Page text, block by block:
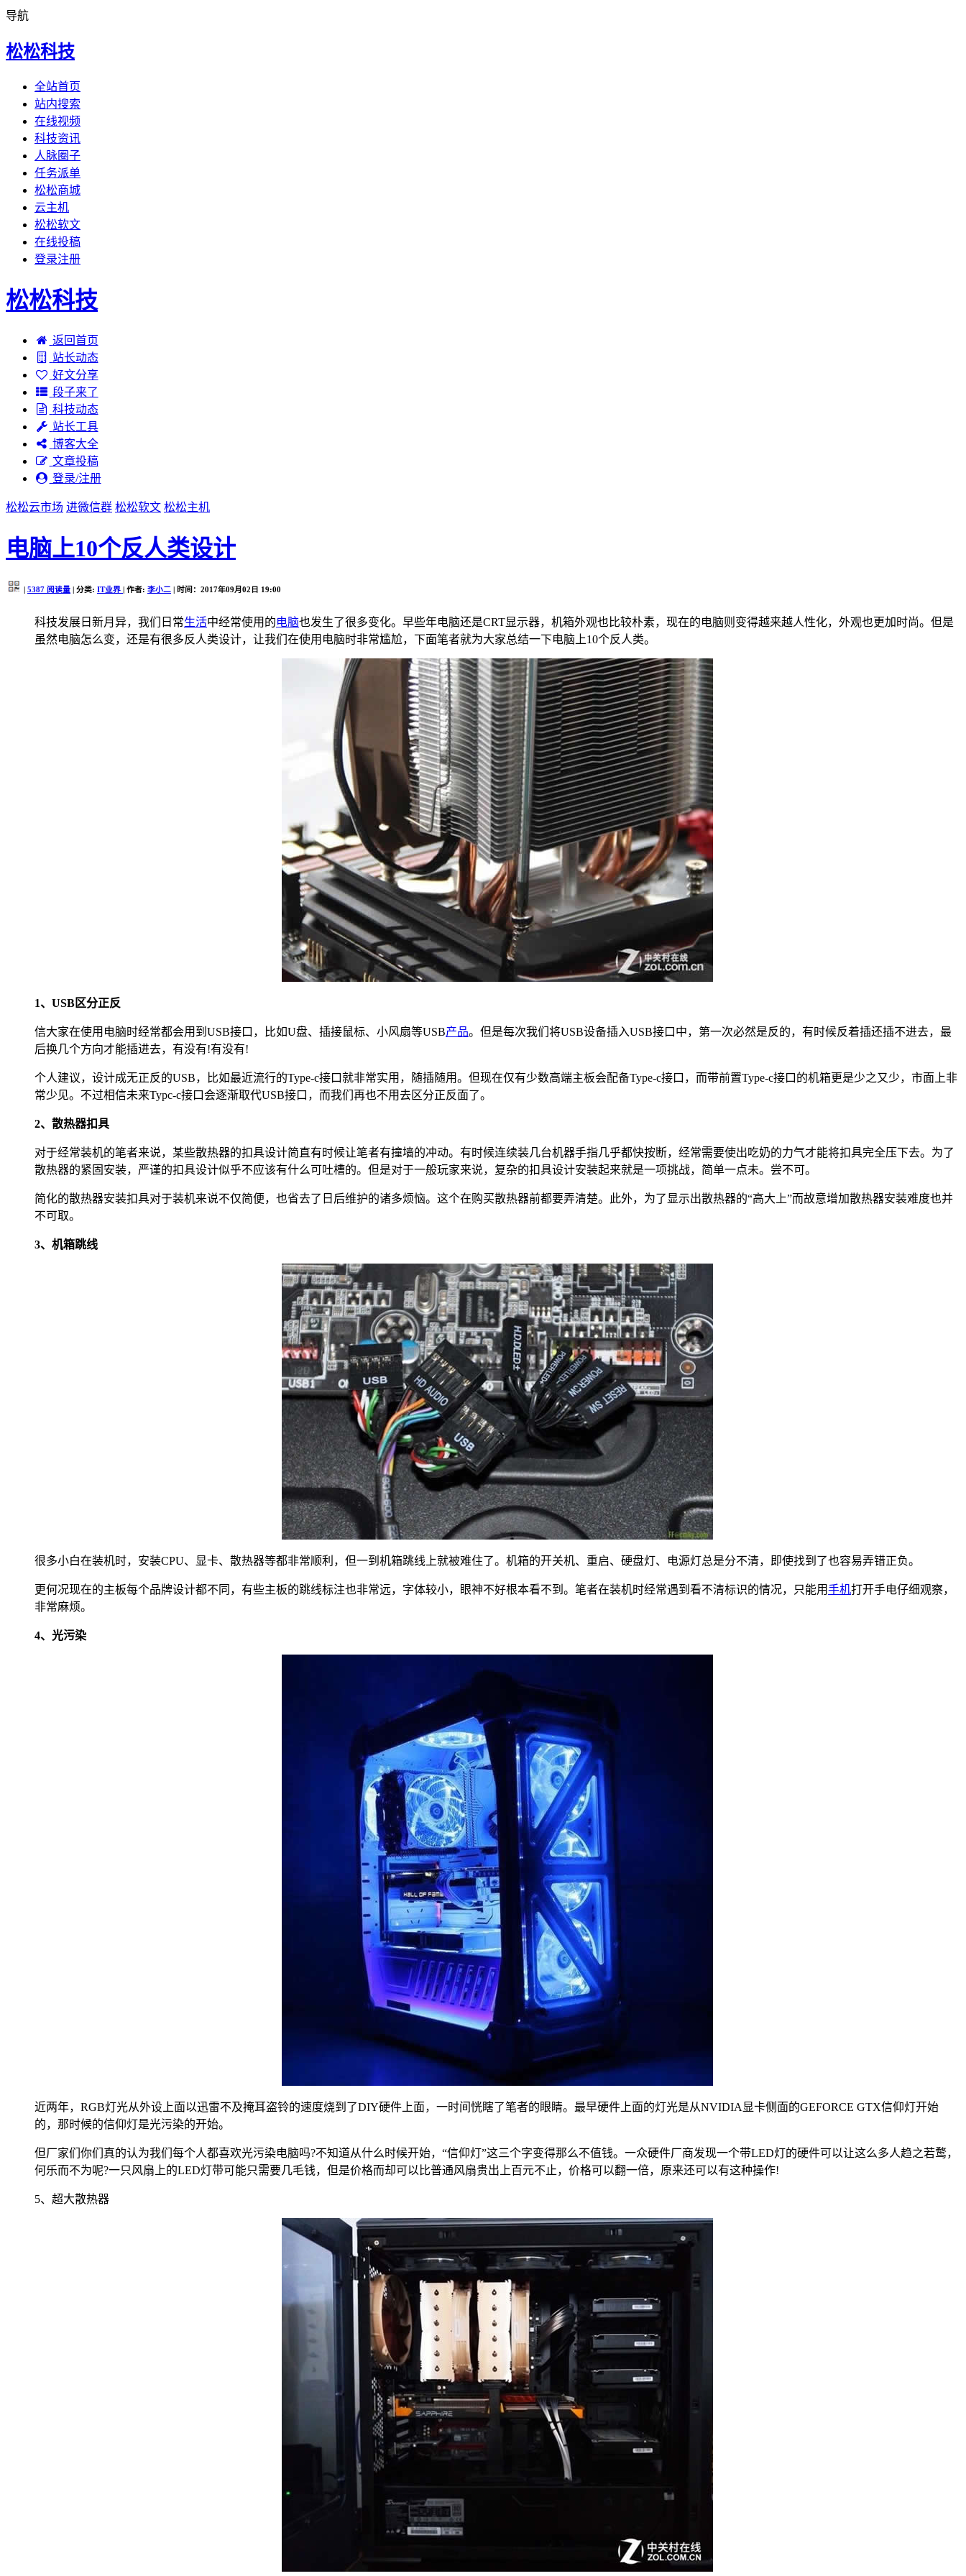
导航
松松科技
全站首页
站内搜索
在线视频
科技资讯
人脉圈子
任务派单
松松商城
云主机
松松软文
在线投稿
登录注册
松松科技
返回首页
站长动态
好文分享
段子来了
科技动态
站长工具
博客大全
文章投稿
登录/注册
松松云市场 进微信群 松松软文 松松主机
电脑上10个反人类设计
| 5387 阅读量 | 分类: IT业界 | 作者: 李小二 | 时间：2017年09月02日 19:00
科技发展日新月异，我们日常生活中经常使用的电脑也发生了很多变化。早些年电脑还是CRT显示器，机箱外观也比较朴素，现在的电脑则变得越来越人性化，外观也更加时尚。但是
虽然电脑怎么变，还是有很多反人类设计，让我们在使用电脑时非常尴尬，下面笔者就为大家总结一下电脑上10个反人类。
1、USB区分正反
信大家在使用电脑时经常都会用到USB接口，比如U盘、插接鼠标、小风扇等USB产品。但是每次我们将USB设备插入USB接口中，第一次必然是反的，有时候反着插还插不进去，最
后换几个方向才能插进去，有没有!有没有!
个人建议，设计成无正反的USB，比如最近流行的Type-c接口就非常实用，随插随用。但现在仅有少数高端主板会配备Type-c接口，而带前置Type-c接口的机箱更是少之又少，市面上非
常少见。不过相信未来Typc-c接口会逐渐取代USB接口，而我们再也不用去区分正反面了。
2、散热器扣具
对于经常装机的笔者来说，某些散热器的扣具设计简直有时候让笔者有撞墙的冲动。有时候连续装几台机器手指几乎都快按断，经常需要使出吃奶的力气才能将扣具完全压下去。为了
散热器的紧固安装，严谨的扣具设计似乎不应该有什么可吐槽的。但是对于一般玩家来说，复杂的扣具设计安装起来就是一项挑战，简单一点未。尝不可。
简化的散热器安装扣具对于装机来说不仅简便，也省去了日后维护的诸多烦恼。这个在购买散热器前都要弄清楚。此外，为了显示出散热器的“高大上”而故意增加散热器安装难度也并
不可取。
3、机箱跳线
很多小白在装机时，安装CPU、显卡、散热器等都非常顺利，但一到机箱跳线上就被难住了。机箱的开关机、重启、硬盘灯、电源灯总是分不清，即使找到了也容易弄错正负。
更何况现在的主板每个品牌设计都不同，有些主板的跳线标注也非常远，字体较小，眼神不好根本看不到。笔者在装机时经常遇到看不清标识的情况，只能用手机打开手电仔细观察，
非常麻烦。
4、光污染
近两年，RGB灯光从外设上面以迅雷不及掩耳盗铃的速度烧到了DIY硬件上面，一时间恍瞎了笔者的眼睛。最早硬件上面的灯光是从NVIDIA显卡侧面的GEFORCE GTX信仰灯开始
的，那时候的信仰灯是光污染的开始。
但厂家们你们真的认为我们每个人都喜欢光污染电脑吗?不知道从什么时候开始，“信仰灯”这三个字变得那么不值钱。一众硬件厂商发现一个带LED灯的硬件可以让这么多人趋之若鹜，
何乐而不为呢?一只风扇上的LED灯带可能只需要几毛钱，但是价格而却可以比普通风扇贵出上百元不止，价格可以翻一倍，原来还可以有这种操作!
5、超大散热器